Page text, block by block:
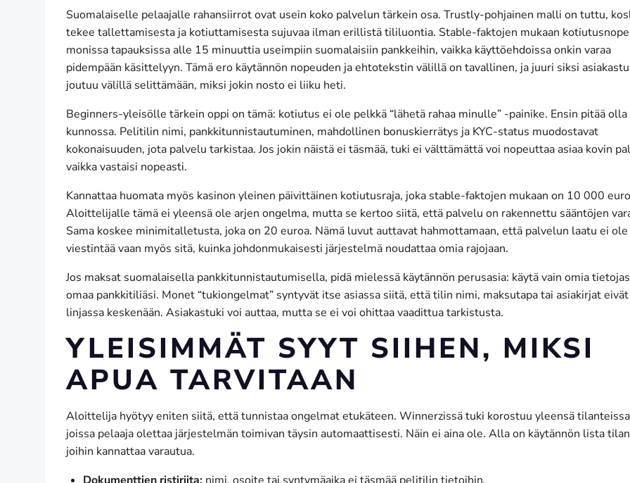
Suomalaiselle pelaajalle rahansiirrot ovat usein koko palvelun tärkein osa. Trustly-pohjainen malli on tuttu,
tekee tallettamisesta ja kotiuttamisesta sujuvaa ilman erillistä tililuontia. Stable-faktojen mukaan
monissa tapauksissa alle 15 minuuttia useimpiin suomalaisiin pankkeihin, vaikka käyttöehdoissa onkin varaa
pidempään käsittelyyn. Tämä ero käytännön nopeuden ja ehtotekstin välillä on tavallinen, ja juuri siksi
joutuu välillä selittämään, miksi jokin nosto ei liiku heti.
Beginners-yleisölle tärkein oppi on tämä: kotiutus ei ole pelkkä “lähetä rahaa minulle” -painike. Ensin pitää olla
kunnossa. Pelitilin nimi, pankkitunnistautuminen, mahdollinen bonuskierrätys ja KYC-status muodostavat
kokonaisuuden, jota palvelu tarkistaa. Jos jokin näistä ei täsmää, tuki ei välttämättä voi nopeuttaa asiaa kovin
vaikka vastaisi nopeasti.
Kannattaa huomata myös kasinon yleinen päivittäinen kotiutusraja, joka stable-faktojen mukaan on 10 000
Aloittelijalle tämä ei yleensä ole arjen ongelma, mutta se kertoo siitä, että palvelu on rakennettu sääntöjen
Sama koskee minimitalletusta, joka on 20 euroa. Nämä luvut auttavat hahmottamaan, että palvelun laatu ei ole
viestintää vaan myös sitä, kuinka johdonmukaisesti järjestelmä noudattaa omia rajojaan.
Jos maksat suomalaisella pankkitunnistautumisella, pidä mielessä käytännön perusasia: käytä vain omia
omaa pankkitiliäsi. Monet “tukiongelmat” syntyvät itse asiassa siitä, että tilin nimi, maksutapa tai asiakirjat
linjassa keskenään. Asiakastuki voi auttaa, mutta se ei voi ohittaa vaadittua tarkistusta.
YLEISIMMÄT SYYT SIIHEN, MIKSI
APUA TARVITAAN
Aloittelija hyötyy eniten siitä, että tunnistaa ongelmat etukäteen. Winnerzissä tuki korostuu yleensä
joissa pelaaja olettaa järjestelmän toimivan täysin automaattisesti. Näin ei aina ole. Alla on käytännön lista
joihin kannattaa varautua.